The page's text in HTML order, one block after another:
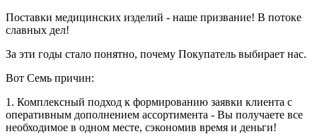
Поставки медицинских изделий - наше призвание! В потоке
славных дел!
За эти годы стало понятно, почему Покупатель выбирает нас.
Вот Семь причин:
1. Комплексный подход к формированию заявки клиента с
оперативным дополнением ассортимента - Вы получаете все
необходимое в одном месте, сэкономив время и деньги!